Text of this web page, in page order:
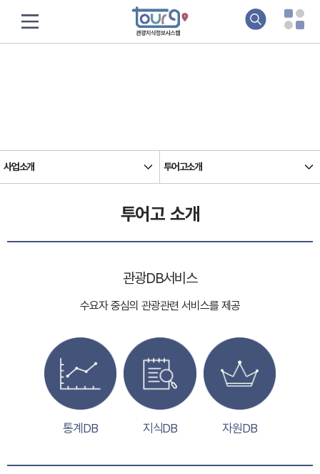
사업소개 투어고소개
투어고 소개
관광DB서비스
수요자 중심의 관광관련 서비스를 제공
통계DB 지식DB 자원DB